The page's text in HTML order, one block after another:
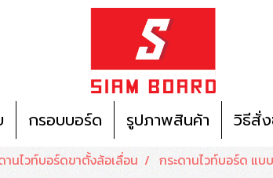
กรอบบอร์ด รูปภาพสินค้า วิธีสั่
านไวท์บอร์ดขาตั้งล้อเลื่อน กระดานไวท์บอร์ด แ